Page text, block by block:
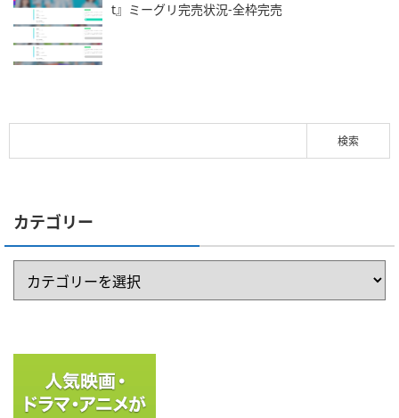
t』ミーグリ完売状況-全枠完売
カテゴリー